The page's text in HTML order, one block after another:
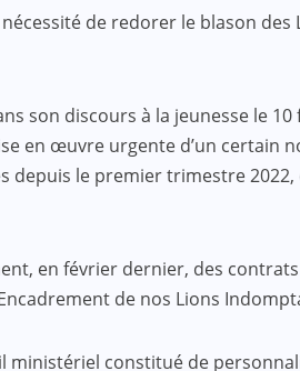
de redorer le blason des
son discours à la jeunesse le
en œuvre urgente d’un certain
depuis le premier trimestre
en février dernier, des
de nos Lions
ministériel constitué de